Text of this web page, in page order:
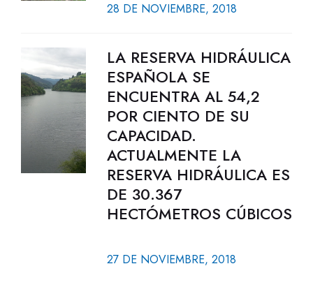
28 DE NOVIEMBRE, 2018
LA RESERVA HIDRÁULICA
ESPAÑOLA SE
ENCUENTRA AL 54,2
POR CIENTO DE SU
CAPACIDAD.
ACTUALMENTE LA
RESERVA HIDRÁULICA ES
DE 30.367
HECTÓMETROS CÚBICOS
27 DE NOVIEMBRE, 2018